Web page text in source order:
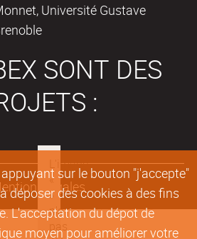
sur le bouton "j'accepte"
déposer des cookies à des fins
L'acceptation du dépot de
moyen pour améliorer votre
Université Gustave
SONT DES
:
légales